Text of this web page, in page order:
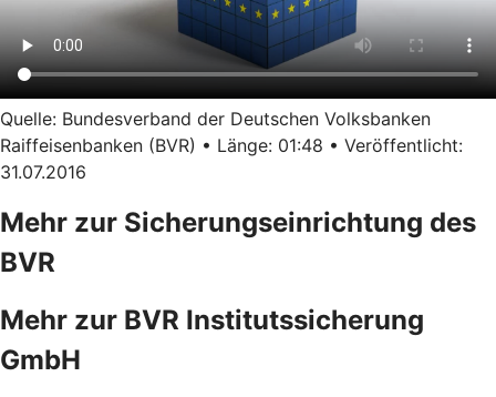
Quelle: Bundesverband der Deutschen Volksbanken
Raiffeisenbanken (BVR) • Länge: 01:48 • Veröffentlicht:
31.07.2016
Mehr zur Sicherungseinrichtung des
BVR
Mehr zur BVR Institutssicherung
GmbH